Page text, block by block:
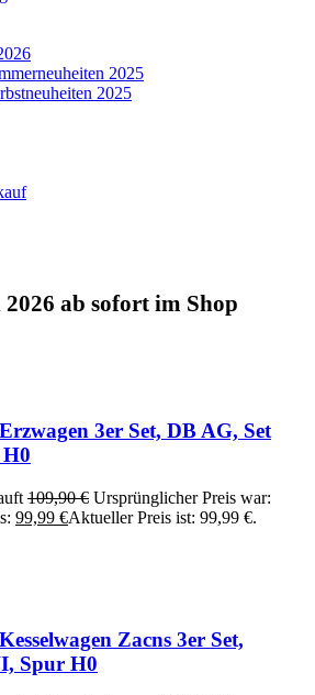
2025
2025
2026 ab sofort im Shop
3er Set, DB AG, Set
109,90€ Ursprünglicher Preis war:
99,99 €Aktueller Preis ist: 99,99 €.
Zacns 3er Set,
Spur H0